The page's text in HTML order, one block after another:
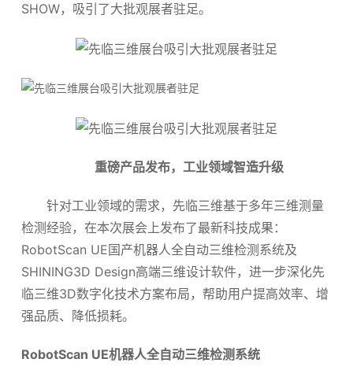
SHOW，吸引了大批观展者驻足。
重磅产品发布， 工业领域智造升级
针对工业领域的需求，先临三维基于多年三维测量
检测经验，在本次展会上发布了最新科技成果：
RobotScan UE国产机器人全自动三维检测系统及
SHINING3D Design高端三维设计软件，进一步深化先
临三维3D数字化技术方案布局，帮助用户提高效率、增
强品质、降低损耗。
RobotScan UE机器人全自动三维检测系统